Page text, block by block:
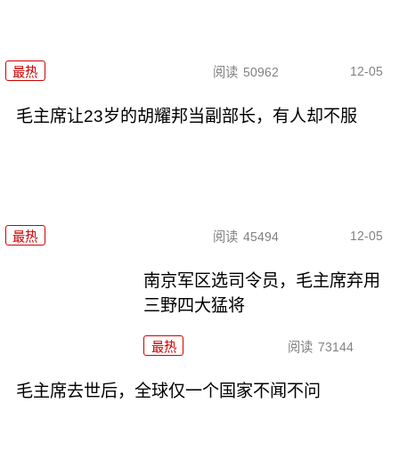
最热 阅读 50962 12-05
毛主席让23岁的胡耀邦当副部长，有人却不服
最热 阅读 45494 12-05
南京军区选司令员，毛主席弃用
三野四大猛将
最热 阅读 73144
毛主席去世后，全球仅一个国家不闻不问